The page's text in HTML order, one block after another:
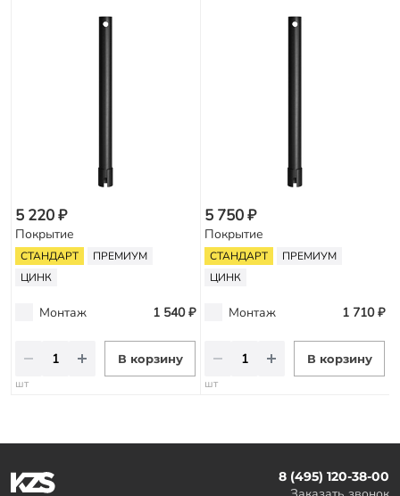
5 220 ₽
Покрытие
СТАНДАРТ
ПРЕМИУМ
ЦИНК
Монтаж 1 540 ₽
В корзину
шт
5 750 ₽
Покрытие
СТАНДАРТ
ПРЕМИУМ
ЦИНК
Монтаж 1 710 ₽
В корзину
шт
8 (495) 120-38-00